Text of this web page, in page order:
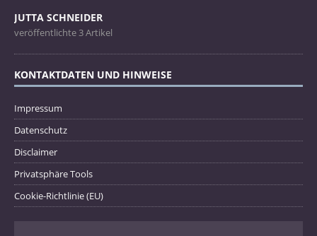
JUTTA SCHNEIDER
veröffentlichte 3 Artikel
KONTAKTDATEN UND HINWEISE
Impressum
Datenschutz
Disclaimer
Privatsphäre Tools
Cookie-Richtlinie (EU)